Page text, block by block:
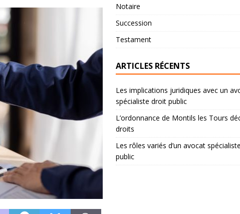
Notaire
Succession
Testament
ARTICLES RÉCENTS
Les implications juridiques avec un
spécialiste droit public
L’ordonnance de Montils les Tours
droits
Les rôles variés d’un avocat
public